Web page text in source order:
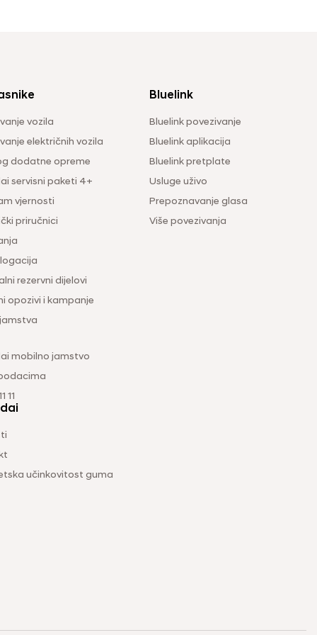
vozila
električnih vozila
dodatne opreme
servisni paketi 4+
vjernosti
priručnici
rezervni dijelovi
opozivi i kampanje
mobilno jamstvo
11
Bluelink
Bluelink povezivanje
Bluelink aplikacija
Bluelink pretplate
Usluge uživo
Prepoznavanje glasa
Više povezivanja
učinkovitost guma